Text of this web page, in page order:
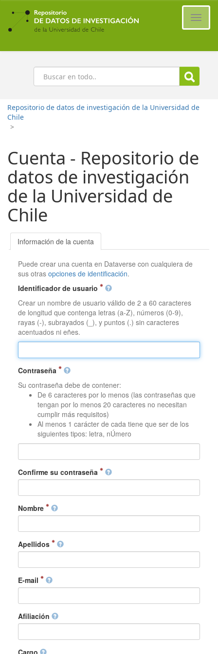
Ir
contenido
principal
Buscar
Repositorio de datos de investigación de la Universidad de
Chile
>
Cuenta - Repositorio de
datos de investigación
de la Universidad de
Chile
Información de la cuenta
Puede crear una cuenta en Dataverse con cualquiera de
sus otrasopciones de identificación.
Identificador de usuario
Crear un nombre de usuario válido de 2 a 60 caracteres
de longitud que contenga letras (a-Z), números (0-9),
rayas (-), subrayados (_), y puntos (.) sin caracteres
acentuados ni eñes.
Contraseña
Su contraseña debe de contener:
De 6 caracteres por lo menos (las contraseñas que
tengan por lo menos 20 caracteres no necesitan
cumplir más requisitos)
Al menos 1 carácter de cada tiene que ser de los
siguientes tipos: letra, nÚmero
Confirme su contraseña
Nombre
Apellidos
E-mail
Afiliación
Cargo